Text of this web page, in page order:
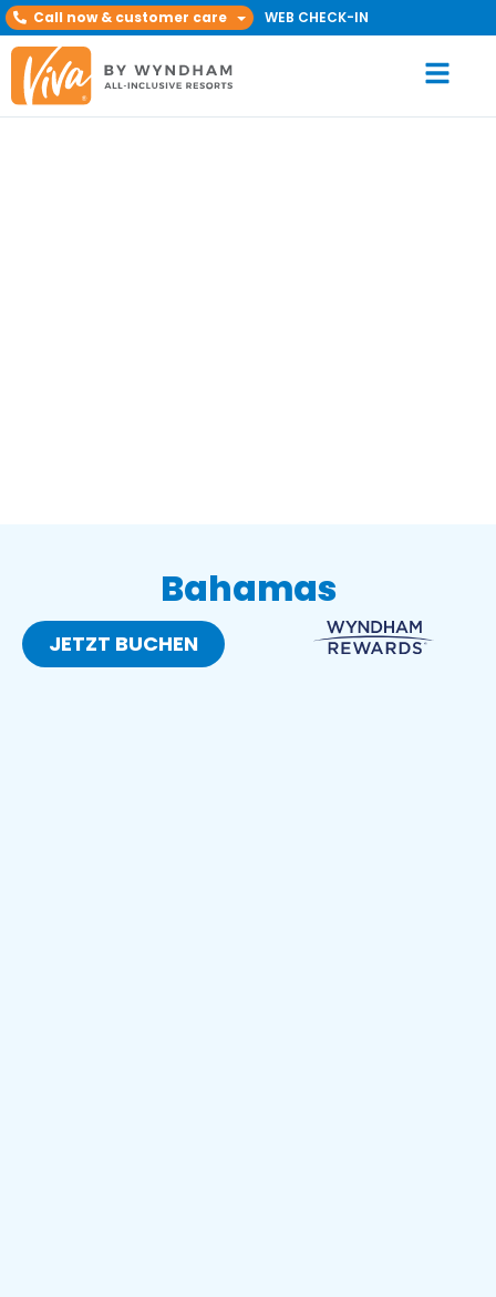
Call now & customer care WEB CHECK-IN
Bahamas
JETZT BUCHEN